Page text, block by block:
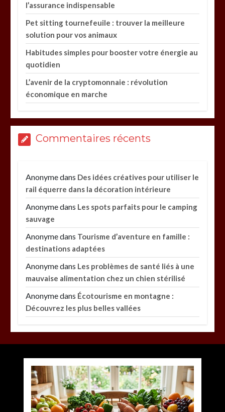
l’assurance indispensable
Pet sitting tournefeuile : trouver la meilleure
solution pour vos animaux
Habitudes simples pour booster votre énergie au
quotidien
L’avenir de la cryptomonnaie : révolution
économique en marche
Commentaires récents
Anonymedans Des idées créatives pour utiliser le
rail équerre dans la décoration intérieure
Anonymedans Les spots parfaits pour le camping
sauvage
Anonymedans Tourisme d’aventure en famille :
destinations adaptées
Anonymedans Les problèmes de santé liés à une
mauvaise alimentation chez un chien stérilisé
Anonymedans Écotourisme en montagne :
Découvrez les plus belles vallées
Vitalité au quotidien : découvrez notre banc
d’essai 2026 des 9 meilleurs compléments
Paysagiste à Sainte-Eulalie : ce qui sépare le bon
de l’excellent
parPovoski 5 août 2026
0
6 minutes
4 jours